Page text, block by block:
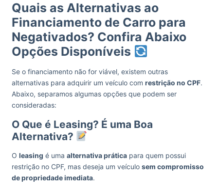
Quais as Alternativas ao
Financiamento de Carro para
Negativados? Confira Abaixo
Opções Disponíveis
Se o financiamento não for viável, existem outras
alternativas para adquirir um veículo com restrição no CPF.
Abaixo, separamos algumas opções que podem ser
consideradas:
O Que é Leasing? É uma Boa
Alternativa?
O leasing é uma alternativa prática para quem possui
restrição no CPF, mas deseja um veículo sem compromisso
de propriedade imediata.